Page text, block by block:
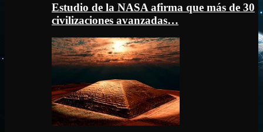
Estudio de la NASA afirma que más de 30
civilizaciones avanzadas…